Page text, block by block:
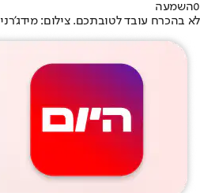
0השמעה
לא בהכרח עובד לטובתכם. צילום: מידג'רני